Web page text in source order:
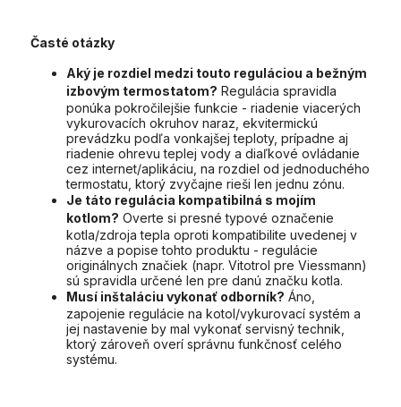
Časté otázky
Aký je rozdiel medzi touto reguláciou a bežným
izbovým termostatom? Regulácia spravidla
ponúka pokročilejšie funkcie - riadenie viacerých
vykurovacích okruhov naraz, ekvitermickú
prevádzku podľa vonkajšej teploty, prípadne aj
riadenie ohrevu teplej vody a diaľkové ovládanie
cez internet/aplikáciu, na rozdiel od jednoduchého
termostatu, ktorý zvyčajne rieši len jednu zónu.
Je táto regulácia kompatibilná s mojím
kotlom? Overte si presné typové označenie
kotla/zdroja tepla oproti kompatibilite uvedenej v
názve a popise tohto produktu - regulácie
originálnych značiek (napr. Vitotrol pre Viessmann)
sú spravidla určené len pre danú značku kotla.
Musí inštaláciu vykonať odborník? Áno,
zapojenie regulácie na kotol/vykurovací systém a
jej nastavenie by mal vykonať servisný technik,
ktorý zároveň overí správnu funkčnosť celého
systému.